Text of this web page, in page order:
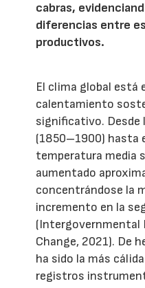
cabras,
diferencias entre
productivos.
El clima global está
calentamiento
significativo. Desde
(1850–1900) hasta
temperatura media
aumentado
concentrándose la
incremento en la
(Intergovernmental
Change, 2021). De
ha sido la más
registros